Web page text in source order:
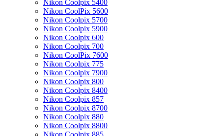
Nikon Coolpix 5400
Nikon CoolPix 5600
Nikon Coolpix 5700
Nikon Coolpix 5900
Nikon Coolpix 600
Nikon Coolpix 700
Nikon CoolPix 7600
Nikon Coolpix 775
Nikon Coolpix 7900
Nikon Coolpix 800
Nikon Coolpix 8400
Nikon Coolpix 857
Nikon Coolpix 8700
Nikon Coolpix 880
Nikon Coolpix 8800
Nikon Coolpix 885